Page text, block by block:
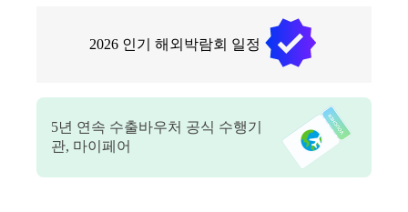
2026 인기 해외박람회 일정
5년 연속 수출바우처 공식 수행기
관, 마이페어